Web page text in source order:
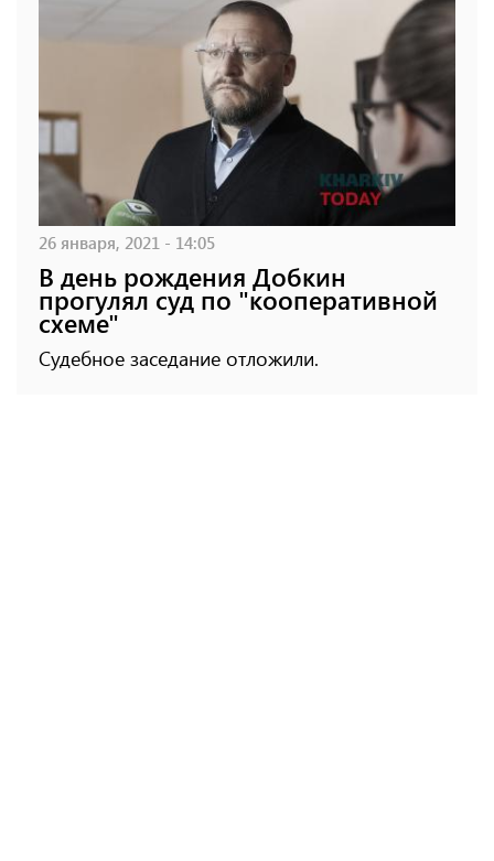
26 января, 2021 - 14:05
В день рождения Добкин
прогулял суд по "кооперативной
схеме"
Судебное заседание отложили.